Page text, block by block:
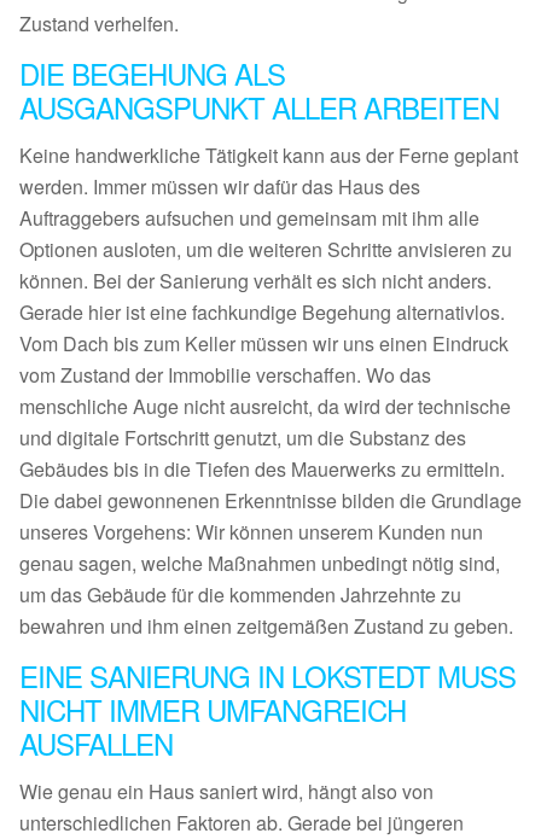
Zustand verhelfen.
DIE BEGEHUNG ALS
AUSGANGSPUNKT ALLER ARBEITEN
Keine handwerkliche Tätigkeit kann aus der Ferne geplant
werden. Immer müssen wir dafür das Haus des
Auftraggebers aufsuchen und gemeinsam mit ihm alle
Optionen ausloten, um die weiteren Schritte anvisieren zu
können. Bei der Sanierung verhält es sich nicht anders.
Gerade hier ist eine fachkundige Begehung alternativlos.
Vom Dach bis zum Keller müssen wir uns einen Eindruck
vom Zustand der Immobilie verschaffen. Wo das
menschliche Auge nicht ausreicht, da wird der technische
und digitale Fortschritt genutzt, um die Substanz des
Gebäudes bis in die Tiefen des Mauerwerks zu ermitteln.
Die dabei gewonnenen Erkenntnisse bilden die Grundlage
unseres Vorgehens: Wir können unserem Kunden nun
genau sagen, welche Maßnahmen unbedingt nötig sind,
um das Gebäude für die kommenden Jahrzehnte zu
bewahren und ihm einen zeitgemäßen Zustand zu geben.
EINE SANIERUNG IN LOKSTEDT MUSS
NICHT IMMER UMFANGREICH
AUSFALLEN
Wie genau ein Haus saniert wird, hängt also von
unterschiedlichen Faktoren ab. Gerade bei jüngeren